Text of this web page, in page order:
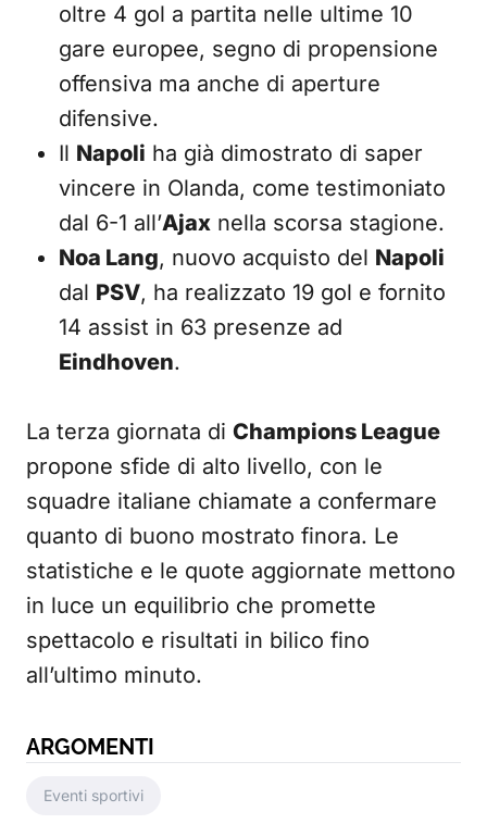
oltre 4 gol a partita nelle ultime 10
gare europee, segno di propensione
offensiva ma anche di aperture
difensive.
Il Napoli ha già dimostrato di saper
vincere in Olanda, come testimoniato
dal 6-1 all’Ajax nella scorsa stagione.
Noa Lang, nuovo acquisto del Napoli
dal PSV, ha realizzato 19 gol e fornito
14 assist in 63 presenze ad
Eindhoven.
La terza giornata di Champions League
propone sfide di alto livello, con le
squadre italiane chiamate a confermare
quanto di buono mostrato finora. Le
statistiche e le quote aggiornate mettono
in luce un equilibrio che promette
spettacolo e risultati in bilico fino
all’ultimo minuto.
ARGOMENTI
Eventi sportivi